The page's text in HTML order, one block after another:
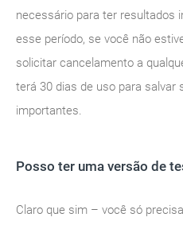
necessário para ter resultados
esse período, se você não
solicitar cancelamento a
terá 30 dias de uso para salvar
importantes.
Posso ter uma versão de
Claro que sim – você só